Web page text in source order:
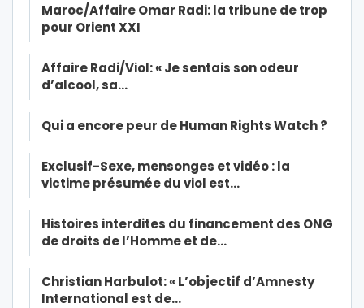
Maroc/Affaire Omar Radi: la tribune de trop
pour Orient XXI
Affaire Radi/Viol: « Je sentais son odeur
d’alcool, sa…
Qui a encore peur de Human Rights Watch ?
Exclusif-Sexe, mensonges et vidéo : la
victime présumée du viol est…
Histoires interdites du financement des ONG
de droits de l’Homme et de…
Christian Harbulot: « L’objectif d’Amnesty
International est de…